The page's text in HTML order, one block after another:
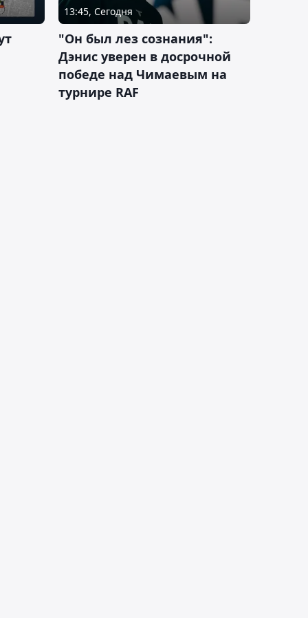
13:45, Сегодня
"Он был лез сознания":
Дэнис уверен в досрочной
победе над Чимаевым на
турнире RAF